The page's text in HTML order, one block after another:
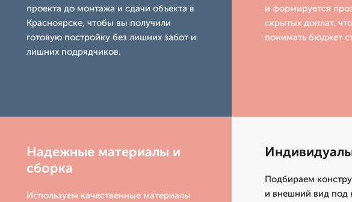
проекта до монтажа и сдачи объекта в
Красноярске, чтобы вы получили
готовую постройку без лишних забот и
лишних подрядчиков.
и формируется
скрытых доплат,
понимать бюджет
Надежные материалы и
сборка
Используем качественные материалы
Подбираем
и внешний вид под